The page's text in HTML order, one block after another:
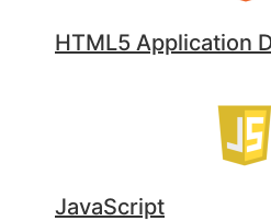
HTML5 Application
JavaScript